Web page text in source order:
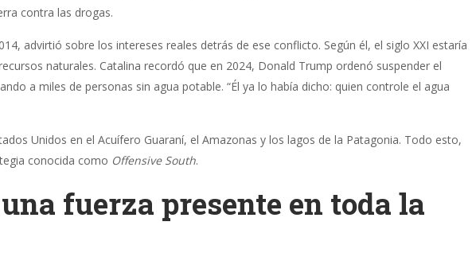
contra las drogas.
advirtió sobre los intereses reales detrás de ese conflicto. Según él, el siglo XXI estaría
naturales. Catalina recordó que en 2024, Donald Trump ordenó suspender el
a miles de personas sin agua potable. “Él ya lo había dicho: quien controle el agua
Unidos en el Acuífero Guaraní, el Amazonas y los lagos de la Patagonia. Todo esto,
conocida como Offensive South.
fuerza presente en toda la